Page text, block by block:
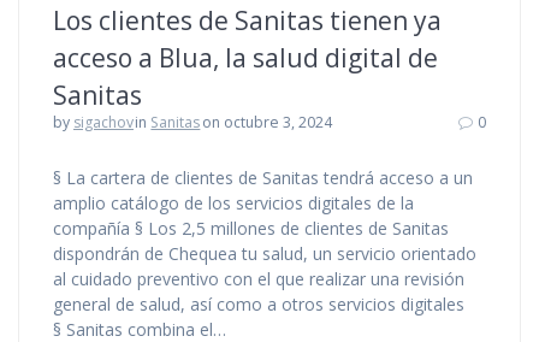
Los clientes de Sanitas tienen ya
acceso a Blua, la salud digital de
Sanitas
by sigachovin Sanitason octubre 3, 2024 0
§ La cartera de clientes de Sanitas tendrá acceso a un
amplio catálogo de los servicios digitales de la
compañía § Los 2,5 millones de clientes de Sanitas
dispondrán de Chequea tu salud, un servicio orientado
al cuidado preventivo con el que realizar una revisión
general de salud, así como a otros servicios digitales
§ Sanitas combina el…